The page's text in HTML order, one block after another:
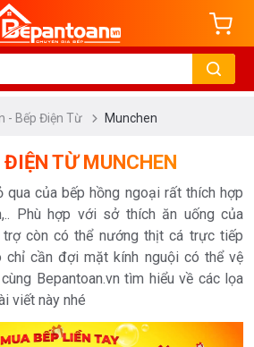
- Bếp Điện Từ Munchen
TỪ MUNCHEN
qua của bếp hồng ngoại rất thích hợp
Phù hợp với sở thích ăn uống của
còn có thể nướng thịt cá trực tiếp
chỉ cần đợi mặt kính nguội có thể vệ
Bepantoan.vn tìm hiểu về các lọa
viết này nhé